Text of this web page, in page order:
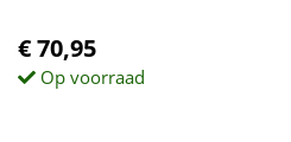
€ 70,95
Op voorraad